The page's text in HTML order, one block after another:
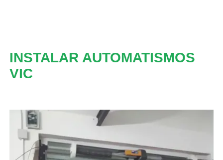
INSTALAR AUTOMATISMOS
VIC